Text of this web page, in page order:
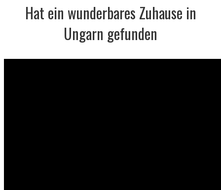
Hat ein wunderbares Zuhause in
Ungarn gefunden